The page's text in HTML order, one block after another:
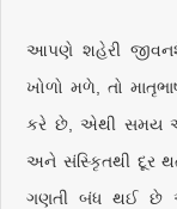
આપણે શહેરી
ખોળો મળે, તો
કરે છે, એથી સમય
અને સંસ્કૃિતથી દૂર
ગણતી બંધ થઈ છે